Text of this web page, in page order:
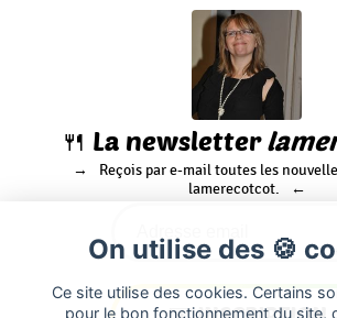
🍴 La newsletter
Reçois par e-mail toutes les
lamerecotcot.
On utilise des 🍪
Ce site utilise des cookies. Certains
pour le bon fonctionnement du site,